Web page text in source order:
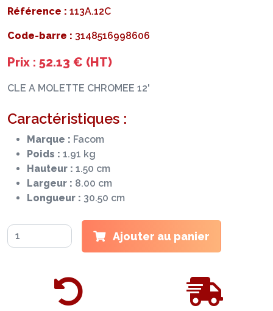
Référence : 113A.12C
Code-barre : 3148516998606
Prix : 52.13 € (HT)
CLE A MOLETTE CHROMEE 12'
Caractéristiques :
Marque : Facom
Poids : 1.91 kg
Hauteur : 1.50 cm
Largeur : 8.00 cm
Longueur : 30.50 cm
Ajouter au panier